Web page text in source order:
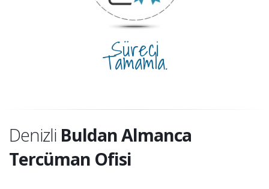
Süreci
Tamamla.
Denizli Buldan Almanca
Tercüman Ofisi